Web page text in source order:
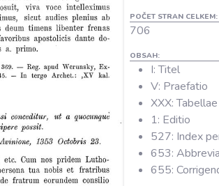
POČET STRAN CELKEM:
706
OBSAH:
I: Titel
V: Praefatio
XXX: Tabellae
1: Editio
527: Index
653:
655: